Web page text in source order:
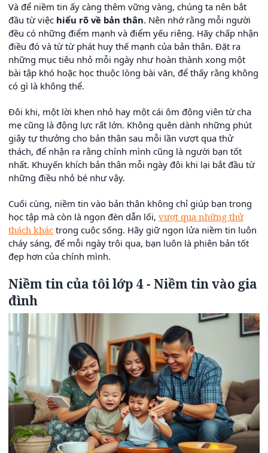
Và để niềm tin ấy càng thêm vững vàng, chúng ta nên bắt
đầu từ việc hiểu rõ về bản thân. Nên nhớ rằng mỗi người
đều có những điểm mạnh và điểm yếu riêng. Hãy chấp nhận
điều đó và từ từ phát huy thế mạnh của bản thân. Đặt ra
những mục tiêu nhỏ mỗi ngày như hoàn thành xong một
bài tập khó hoặc học thuộc lòng bài văn, để thấy rằng không
có gì là không thể.
Đôi khi, một lời khen nhỏ hay một cái ôm động viên từ cha
mẹ cũng là động lực rất lớn. Không quên dành những phút
giây tự thưởng cho bản thân sau mỗi lần vượt qua thử
thách, để nhận ra rằng chính mình cũng là người bạn tốt
nhất. Khuyến khích bản thân mỗi ngày đôi khi lại bắt đầu từ
những điều nhỏ bé như vậy.
Cuối cùng, niềm tin vào bản thân không chỉ giúp bạn trong
học tập mà còn là ngọn đèn dẫn lối, vượt qua những thử
thách khác trong cuộc sống. Hãy giữ ngọn lửa niềm tin luôn
cháy sáng, để mỗi ngày trôi qua, bạn luôn là phiên bản tốt
đẹp hơn của chính mình.
Niềm tin của tôi lớp 4 - Niềm tin vào gia
đình